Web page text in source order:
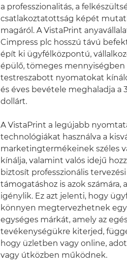
a professzionalitás, a
csatlakoztatottság képét
magáról. A VistaPrint
Cimpress plc hosszú távú
épít ki ügyfélközpontú,
épülő, tömeges mennyiségben
testreszabott nyomatokat
és éves bevétele meghaladja a
dollárt.
A VistaPrint a legújabb
technológiákat használva a
marketingtermékeinek széles
kínálja, valamint valós idejű
biztosít professzionális tervezési
támogatáshoz is azok számára,
igénylik. Ez azt jelenti, hogy
könnyen megtervezhetnek
egységes márkát, amely az
tevékenységükre kiterjed,
hogy üzletben vagy online,
vagy útközben működnek.